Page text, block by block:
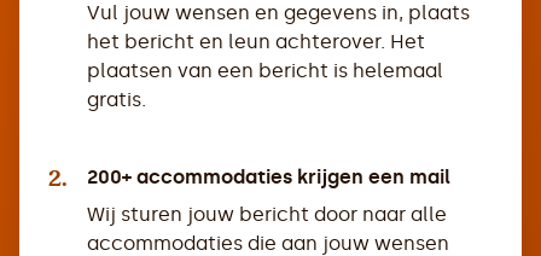
Vul jouw wensen en gegevens in, plaats
het bericht en leun achterover. Het
plaatsen van een bericht is helemaal
gratis.
2.
200+ accommodaties krijgen een mail
Wij sturen jouw bericht door naar alle
accommodaties die aan jouw wensen